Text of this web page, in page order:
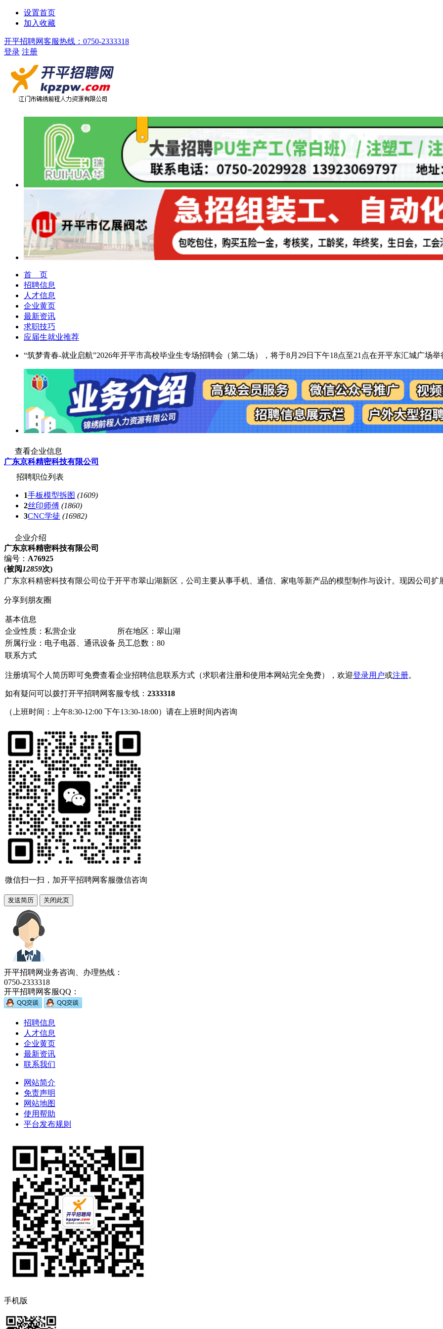
设置首页
加入收藏
开平招聘网客服热线：0750-2333318
登录 注册
首 页
招聘信息
人才信息
企业黄页
最新资讯
求职技巧
应届生就业推荐
“筑梦青春-就业启航”2026年开平市高校毕业生专场招聘会（第二场），将于8月29日下午18点至21点在开平东汇城广场
查看企业信息
广东京科精密科技有限公司
招聘职位列表
1手板模型拆图 (1609)
2丝印师傅 (1860)
3CNC学徒 (16982)
企业介绍
广东京科精密科技有限公司
编号： A76925
(被阅 12859次)
广东京科精密科技有限公司位于开平市翠山湖新区，公司主要从事手机、通信、家电等新产品的模型制作与设计。现因公司扩
分享到朋友圈
基本信息
企业性质：私营企业
所在地区：翠山湖
所属行业：电子电器、通讯设备 员工总数：80
联系方式
注册填写个人简历即可免费查看企业招聘信息联系方式（求职者注册和使用本网站完全免费），欢迎登录用户或注册。
如有疑问可以拨打开平招聘网客服专线： 2333318
（上班时间：上午8:30-12:00 下午13:30-18:00）请在上班时间内咨询
微信扫一扫，加开平招聘网客服微信咨询
开平招聘网业务咨询、办理热线：
0750-2333318
开平招聘网客服QQ：
招聘信息
人才信息
企业黄页
最新资讯
联系我们
网站简介
免责声明
网站地图
使用帮助
平台发布规则
手机版